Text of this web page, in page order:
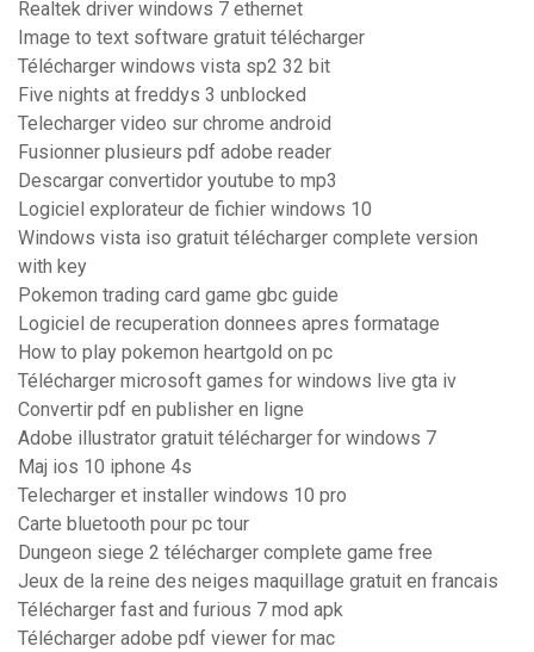
Realtek driver windows 7 ethernet
Image to text software gratuit télécharger
Télécharger windows vista sp2 32 bit
Five nights at freddys 3 unblocked
Telecharger video sur chrome android
Fusionner plusieurs pdf adobe reader
Descargar convertidor youtube to mp3
Logiciel explorateur de fichier windows 10
Windows vista iso gratuit télécharger complete version
with key
Pokemon trading card game gbc guide
Logiciel de recuperation donnees apres formatage
How to play pokemon heartgold on pc
Télécharger microsoft games for windows live gta iv
Convertir pdf en publisher en ligne
Adobe illustrator gratuit télécharger for windows 7
Maj ios 10 iphone 4s
Telecharger et installer windows 10 pro
Carte bluetooth pour pc tour
Dungeon siege 2 télécharger complete game free
Jeux de la reine des neiges maquillage gratuit en francais
Télécharger fast and furious 7 mod apk
Télécharger adobe pdf viewer for mac